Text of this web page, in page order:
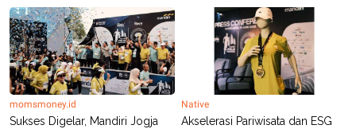
momsmoney.id
Sukses Digelar, Mandiri Jogja
Native
Akselerasi Pariwisata dan ESG